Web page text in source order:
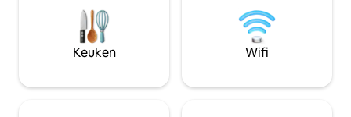
kasteel. Veel uitstapjes zijn mogelijk, de
natuurlijke site van Les Pierres
Jaumâtres, het dorp Toulx Ste Croix,
Montluçon, Chambon
Keuken Wifi